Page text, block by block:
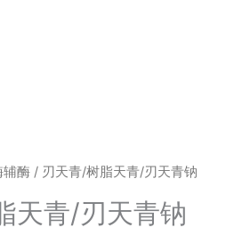
辅酶/ 刃天青/树脂天青/刃天青钠
天青/刃天青钠